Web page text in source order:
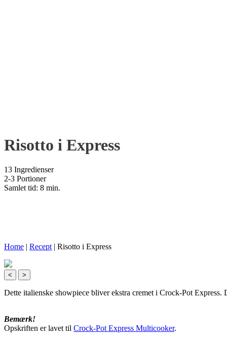
Risotto i Express
13 Ingredienser
2-3 Portioner
Samlet tid: 8 min.
Home | Recept | Risotto i Express
< >
Dette italienske showpiece bliver ekstra cremet i Crock-Pot
Bemærk!
Opskriften er lavet til Crock-Pot Express Multicooker.